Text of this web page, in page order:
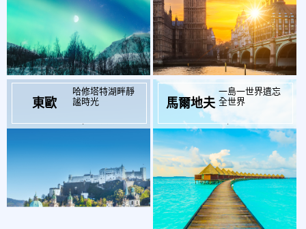
東歐
哈修塔特湖畔靜
謐時光
$71,900 馬爾地夫
一島一世界遺忘
全世界
$72,900